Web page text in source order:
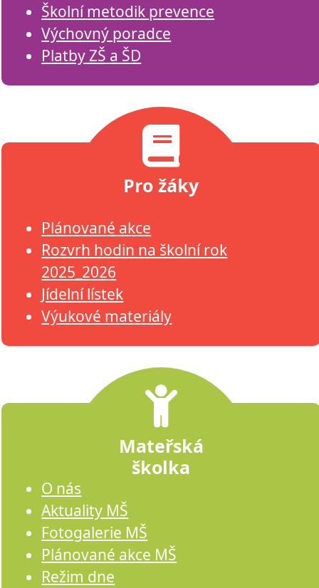
Školní metodik prevence
Výchovný poradce
Platby ZŠ a ŠD
Pro žáky
Plánované akce
Rozvrh hodin na školní rok
2025_2026
Jídelní lístek
Výukové materiály
Mateřská
školka
O nás
Aktuality MŠ
Fotogalerie MŠ
Plánované akce MŠ
Režim dne